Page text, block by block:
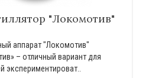
"Локомотив"
аппарат "Локомотив"
– отличный вариант для
экспериментироват..